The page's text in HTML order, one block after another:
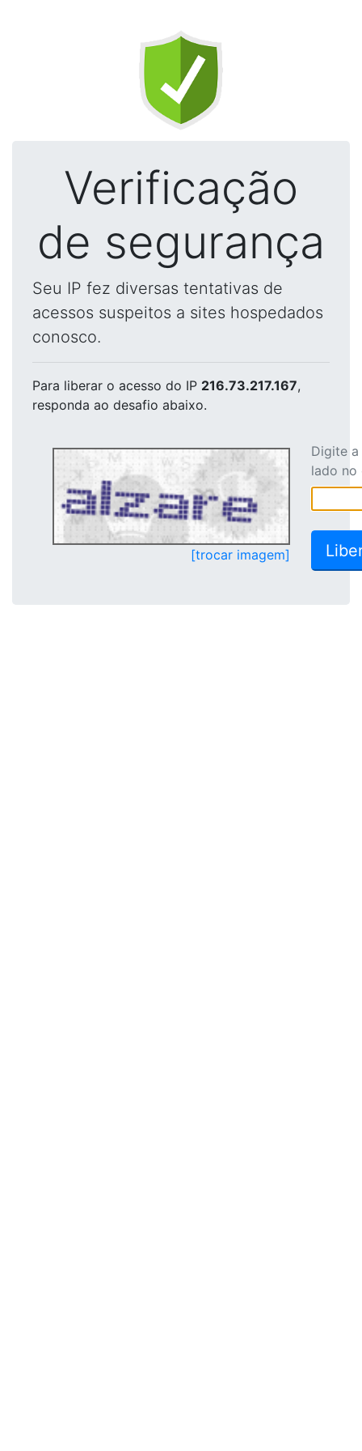
Verificação
de segurança
Seu IP fez diversas tentativas de
acessos suspeitos a sites hospedados
conosco.
Para liberar o acesso do IP 216.73.217.167,
responda ao desafio abaixo.
[trocar imagem]
Digite
lado no